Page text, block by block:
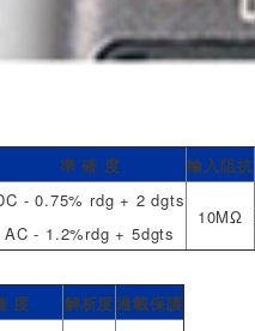
準 確 度 輸入阻抗
- 0.75% rdg + 2 dgts
AC - 1.2%rdg + 5dgts
10MΩ
度 解析度過載保護